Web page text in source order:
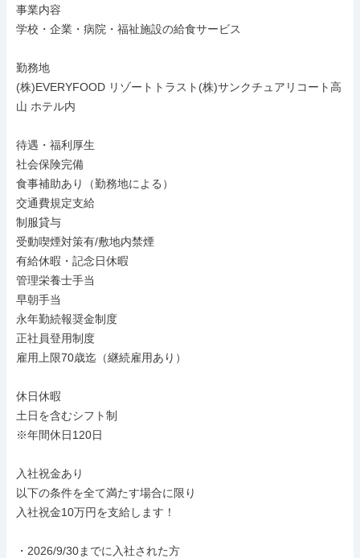
事業内容
学校・企業・病院・福祉施設の給食サービス
勤務地
(株)EVERYFOOD リゾートトラスト(株)サンクチュアリコート高
山 ホテル内
待遇・福利厚生
社会保険完備
食事補助あり（勤務地による）
交通費規定支給
制服貸与
受動喫煙対策有/敷地内禁煙
有給休暇・記念日休暇
管理栄養士手当
早朝手当
永年勤続報奨金制度
正社員登用制度
雇用上限70歳迄（継続雇用あり）
休日休暇
土日を含むシフト制
※年間休日120日
入社祝金あり
以下の条件を全て満たす場合に限り
入社祝金10万円を支給します！
・2026/9/30までに入社された方